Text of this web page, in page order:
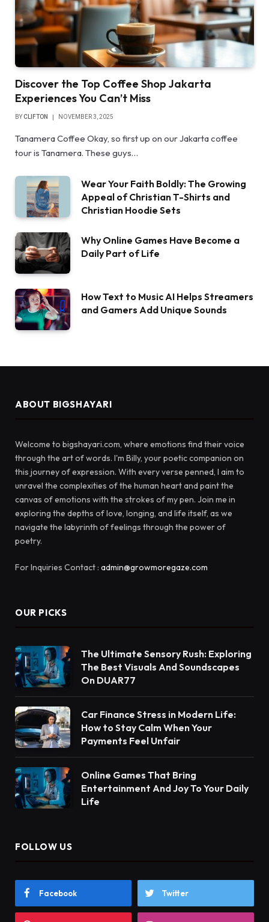
Discover the Top Coffee Shop Jakarta
Experiences You Can’t Miss
BYCLIFTON NOVEMBER 3, 2025
Tanamera Coffee Okay, so first up on our Jakarta coffee
tour is Tanamera. These guys…
Wear Your Faith Boldly: The Growing
Appeal of Christian T-Shirts and
Christian Hoodie Sets
Why Online Games Have Become a
Daily Part of Life
How Text to Music AI Helps Streamers
and Gamers Add Unique Sounds
ABOUT BIGSHAYARI
Welcome to bigshayari.com, where emotions find their voice
through the art of words. I'm Billy, your poetic companion on
this journey of expression. With every verse penned, I aim to
unravel the complexities of the human heart and paint the
canvas of emotions with the strokes of my pen. Join me in
exploring the depths of love, longing, and life itself, as we
navigate the labyrinth of feelings through the power of
poetry.
For Inquiries Contact : admin@growmoregaze.com
OUR PICKS
The Ultimate Sensory Rush: Exploring
The Best Visuals And Soundscapes
On DUAR77
Car Finance Stress in Modern Life:
How to Stay Calm When Your
Payments Feel Unfair
Online Games That Bring
Entertainment And Joy To Your Daily
Life
FOLLOW US
Facebook Twitter